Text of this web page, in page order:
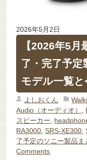
2026年5月2日
【2026年5
了・完了予定
モデル一覧と
よしおくん
Audio（オーディオ）
スピーカー
RA3000 ,SRS-XE300 ,
了予定のソニー製品ま
Comments